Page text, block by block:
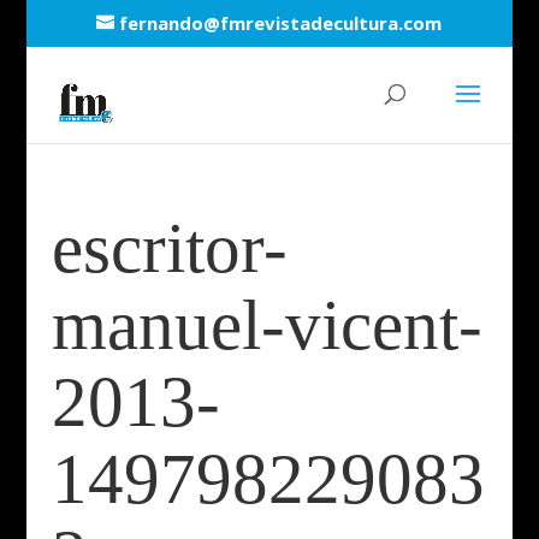
fernando@fmrevistadecultura.com
escritor-
manuel-vicent-
2013-
149798229083